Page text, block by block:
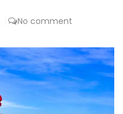
No comment